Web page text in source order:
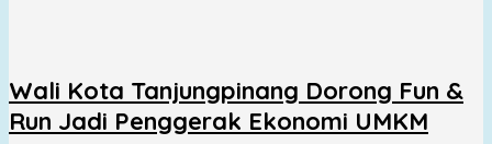
Wali Kota Tanjungpinang Dorong Fun &
Run Jadi Penggerak Ekonomi UMKM